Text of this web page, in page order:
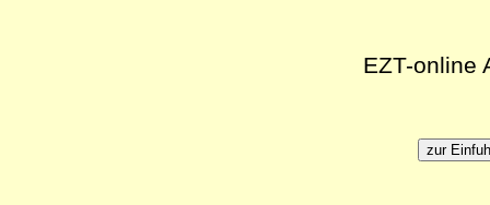
EZT-online